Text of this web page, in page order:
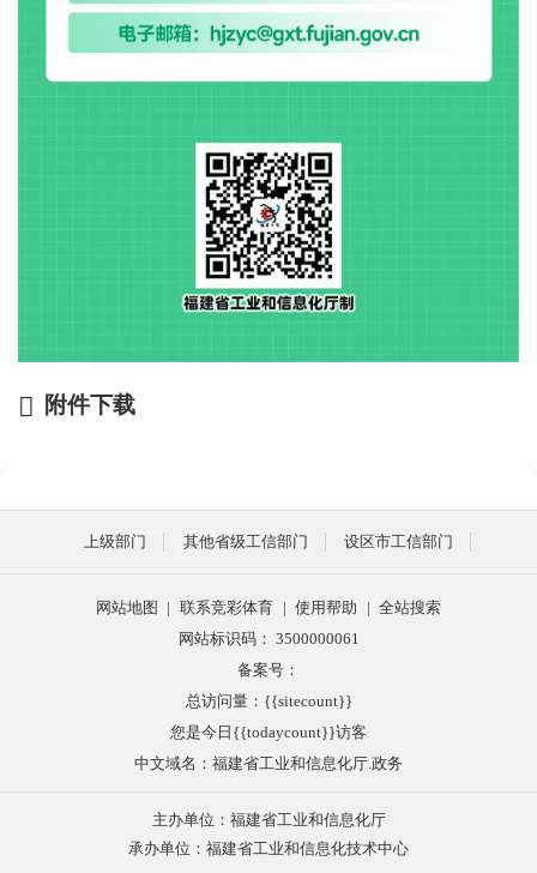
附件下载
上级部门 其他省级工信部门 设区市工信部门
网站地图 | 联系竞彩体育 | 使用帮助 | 全站搜索
网站标识码： 3500000061
备案号：
总访问量：{{sitecount}}
您是今日{{todaycount}}访客
中文域名：福建省工业和信息化厅.政务
主办单位：福建省工业和信息化厅
承办单位：福建省工业和信息化技术中心